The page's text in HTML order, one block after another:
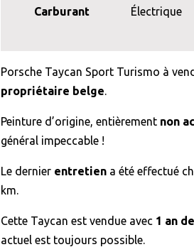
Carburant
Électrique
Porsche Taycan Sport Turismo à
propriétaire belge.
Peinture d’origine, entièrement non
général impeccable !
Le dernier entretien a été effectué
km.
Cette Taycan est vendue avec 1 an
actuel est toujours possible.